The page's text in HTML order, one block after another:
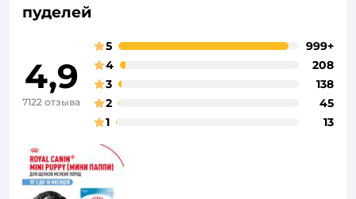
пуделей
4,9
7122 отзыва
5
999+
4
208
3
138
2
45
1
13